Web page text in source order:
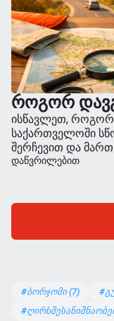
ისწავლეთ, როგორ
საქართველოში
შერჩევით და
რეგიონებისთვის
ᲓᲐᲬᲕᲠᲘᲚᲔᲑᲘᲗ
#ბორჯომი (7)